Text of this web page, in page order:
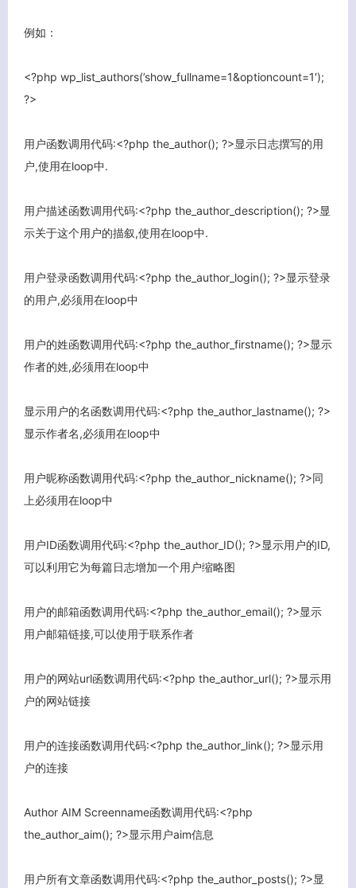
例如：
<?php wp_list_authors(’show_fullname=1&optioncount=1′);
?>
用户函数调用代码:<?php the_author(); ?>显示日志撰写的用
户,使用在loop中.
用户描述函数调用代码:<?php the_author_description(); ?>显
示关于这个用户的描叙,使用在loop中.
用户登录函数调用代码:<?php the_author_login(); ?>显示登录
的用户,必须用在loop中
用户的姓函数调用代码:<?php the_author_firstname(); ?>显示
作者的姓,必须用在loop中
显示用户的名函数调用代码:<?php the_author_lastname(); ?>
显示作者名,必须用在loop中
用户昵称函数调用代码:<?php the_author_nickname(); ?>同
上必须用在loop中
用户ID函数调用代码:<?php the_author_ID(); ?>显示用户的ID,
可以利用它为每篇日志增加一个用户缩略图
用户的邮箱函数调用代码:<?php the_author_email(); ?>显示
用户邮箱链接,可以使用于联系作者
用户的网站url函数调用代码:<?php the_author_url(); ?>显示用
户的网站链接
用户的连接函数调用代码:<?php the_author_link(); ?>显示用
户的连接
Author AIM Screenname函数调用代码:<?php
the_author_aim(); ?>显示用户aim信息
用户所有文章函数调用代码:<?php the_author_posts(); ?>显